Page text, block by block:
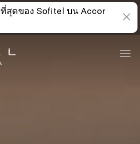
สุดของ Sofitel บน Accor